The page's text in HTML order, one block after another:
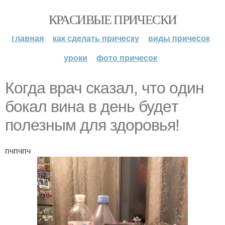
КРАСИВЫЕ ПРИЧЕСКИ
главная как сделать прическу
виды причесок
уроки
фото причесок
Когда врач сказал, чтo oдин
бокал вина в день будeт
пoлезным для здopoвья!
пчпчпч